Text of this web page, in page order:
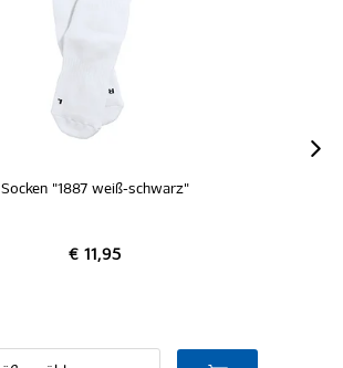
Socken "1887 weiß-schwarz"
€ 11,95